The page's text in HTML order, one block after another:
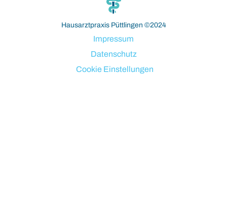
Hausarztpraxis Püttlingen ©2024
Impressum
Datenschutz
Cookie Einstellungen